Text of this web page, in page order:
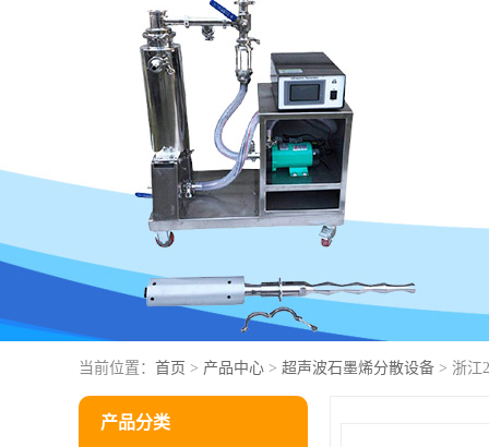
当前位置： 首页 > 产品中心 > 超声波石墨烯分散设备 > 浙江
产品分类